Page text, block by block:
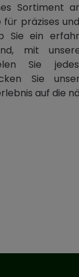
Sortiment
für präzises
Sie ein
mit
Sie
Sie
auf die